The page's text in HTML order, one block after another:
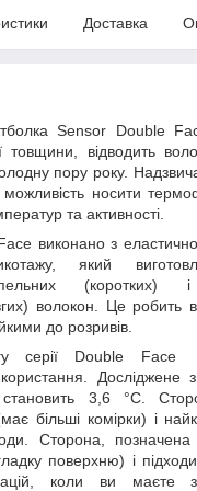
Доставка
Sensor Double
товщини, відводить
пору року.
носити
та активності.
виконано з
який
(коротких) і
волокон. Це робить
до розривів.
серії Double
Досліджене
3,6 °C.
більші комірки) і
Сторона,
поверхню) і
коли ви маєте